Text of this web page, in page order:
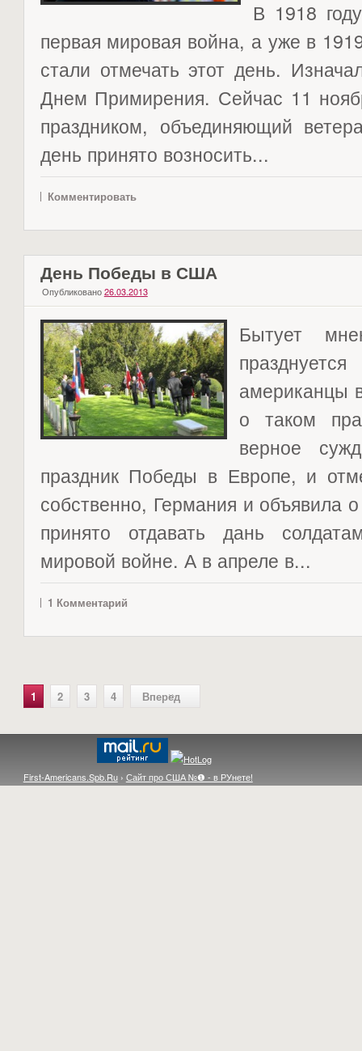
В 1918
первая мировая война, а уже в
стали отмечать этот день.
Днем Примирения. Сейчас 11
праздником, объединяющий
день принято возносить...
Комментировать
День Победы в США
Опубликовано 26.03.2013
Бытует
американцы
о таком
верное
праздник Победы в Европе, и
собственно, Германия и объявила
принято отдавать дань
мировой войне. А в апреле в...
1 Комментарий
1 2 3 4 Вперед
First-Americans.Spb.Ru› Сайт про США №❶ - в РУнете!